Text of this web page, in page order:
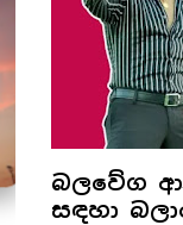
බලවේග
සඳහා